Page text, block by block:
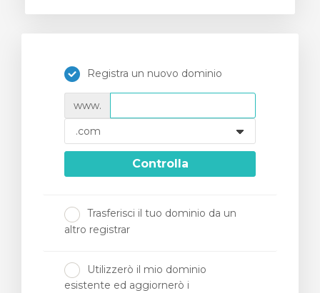
Carrello
Registra un nuovo dominio
www.
Controlla
Trasferisci il tuo dominio da un
altro registrar
Utilizzerò il mio dominio
esistente ed aggiornerò i